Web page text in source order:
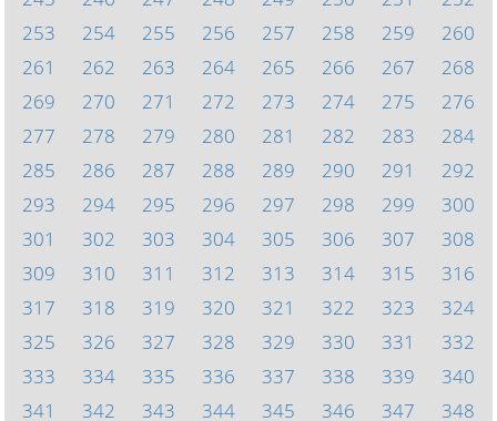
253
254 255 256 257 258 259
260
261
262 263 264 265 266 267
268
269
270 271 272 273 274 275
276
277
278 279 280 281 282 283
284
285
286 287 288 289 290 291
292
293
294 295 296 297 298 299
300
301
302 303 304 305 306 307
308
309
310 311 312 313 314 315
316
317
318 319 320 321 322 323
324
325
326 327 328 329 330 331
332
333
334 335 336 337 338 339
340
341
342 343 344 345 346 347 348